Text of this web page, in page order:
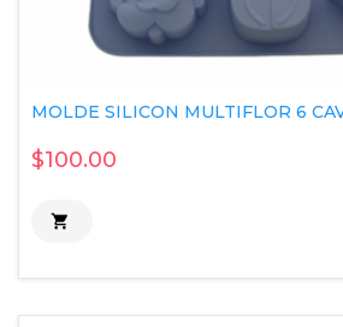
MOLDE SILICON MULTIFLOR 6
$100.00
